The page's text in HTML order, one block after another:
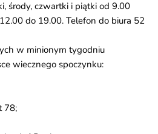
środy, czwartki i piątki od 9.00
do 19.00. Telefon do biura 52
w minionym tygodniu
wiecznego spoczynku:
78;